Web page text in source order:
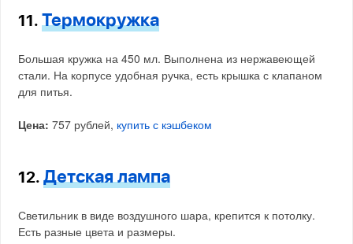
11.Термокружка
Большая кружка на 450 мл. Выполнена из нержавеющей
стали. На корпусе удобная ручка, есть крышка с клапаном
для питья.
Цена: 757 рублей, купить с кэшбеком
12.Детская лампа
Светильник в виде воздушного шара, крепится к потолку.
Есть разные цвета и размеры.